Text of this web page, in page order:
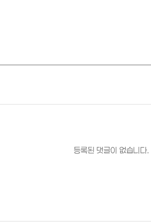
등록된 댓글이 없습니다.